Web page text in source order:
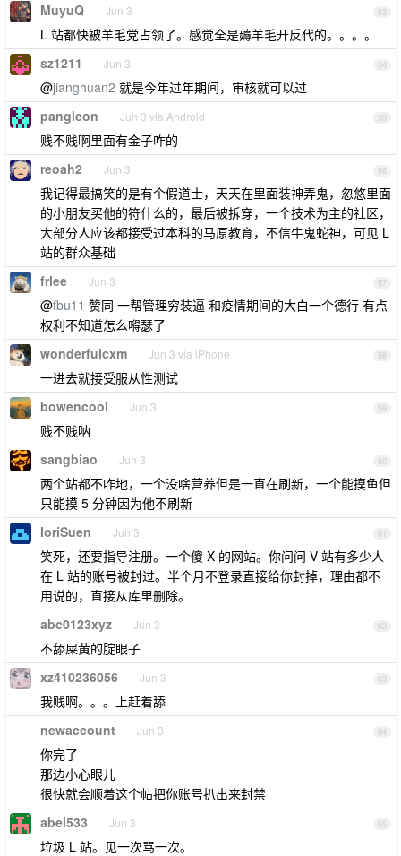
53
MuyuQ Jun 3
L 站都快被羊毛党占领了。感觉全是薅羊毛开反代的。。。。
54
sz1211 Jun 3
@jianghuan2 就是今年过年期间，审核就可以过
55
pangleon Jun 3 via Android
贱不贱啊里面有金子咋的
56
reoah2 Jun 3
我记得最搞笑的是有个假道士，天天在里面装神弄鬼，忽悠里面
的小朋友买他的符什么的，最后被拆穿，一个技术为主的社区，
大部分人应该都接受过本科的马原教育，不信牛鬼蛇神，可见 L
站的群众基础
57
frlee Jun 3
@fbu11 赞同 一帮管理穷装逼 和疫情期间的大白一个德行 有点
权利不知道怎么嘚瑟了
58
wonderfulcxm Jun 3 via iPhone
一进去就接受服从性测试
59
bowencool Jun 3
贱不贱呐
60
sangbiao Jun 3
两个站都不咋地，一个没啥营养但是一直在刷新，一个能摸鱼但
只能摸 5 分钟因为他不刷新
61
IoriSuen Jun 3
笑死，还要指导注册。一个傻 X 的网站。你问问 V 站有多少人
在 L 站的账号被封过。半个月不登录直接给你封掉，理由都不
用说的，直接从库里删除。
62
abc0123xyz Jun 3
不舔屎黄的腚眼子
63
xz410236056 Jun 3
我贱啊。。。上赶着舔
64
newaccount Jun 3
你完了
那边小心眼儿
很快就会顺着这个帖把你账号扒出来封禁
65
abel533 Jun 3
垃圾 L 站。见一次骂一次。